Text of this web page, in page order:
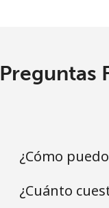
Preguntas
¿Cómo
¿Cuánto